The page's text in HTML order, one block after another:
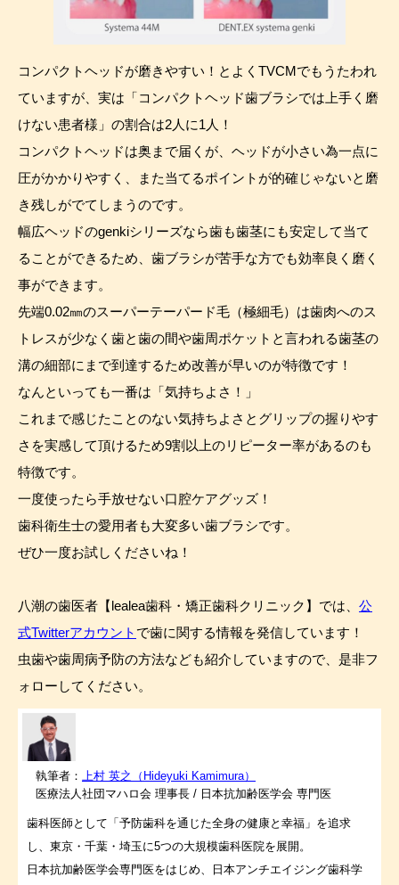
コンパクトヘッドが磨きやすい！とよくTVCMでもうたわれ
ていますが、実は「コンパクトヘッド歯ブラシでは上手く磨
けない患者様」の割合は2人に1人！
コンパクトヘッドは奥まで届くが、ヘッドが小さい為一点に
圧がかかりやすく、また当てるポイントが的確じゃないと磨
き残しがでてしまうのです。
幅広ヘッドのgenkiシリーズなら歯も歯茎にも安定して当て
ることができるため、歯ブラシが苦手な方でも効率良く磨く
事ができます。
先端0.02㎜のスーパーテーパード毛（極細毛）は歯肉へのス
トレスが少なく歯と歯の間や歯周ポケットと言われる歯茎の
溝の細部にまで到達するため改善が早いのが特徴です！
なんといっても一番は「気持ちよさ！」
これまで感じたことのない気持ちよさとグリップの握りやす
さを実感して頂けるため9割以上のリピーター率があるのも
特徴です。
一度使ったら手放せない口腔ケアグッズ！
歯科衛生士の愛用者も大変多い歯ブラシです。
ぜひ一度お試しくださいね！
八潮の歯医者【lealea歯科・矯正歯科クリニック】では、 公
式Twitterアカウント で歯に関する情報を発信しています！
虫歯や歯周病予防の方法なども紹介していますので、是非フ
ォローしてください。
執筆者： 上村 英之（Hideyuki Kamimura）
医療法人社団マハロ会 理事長 / 日本抗加齢医学会 専門医
歯科医師として「予防歯科を通じた全身の健康と幸福」を追求
し、東京・千葉・埼玉に5つの大規模歯科医院を展開。
日本抗加齢医学会専門医をはじめ、日本アンチエイジング歯科学